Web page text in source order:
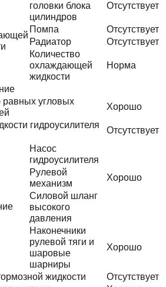
головки блока
цилиндров
Отсутствует
Помпа
Отсутствует
Радиатор
Отсутствует
Количество
охлаждающей
жидкости
Норма
угловых
Хорошо
гидроусилителя
Отсутствует
Насос
гидроусилителя
Рулевой
механизм
Хорошо
Силовой шланг
высокого
давления
Наконечники
рулевой тяги и
шаровые
шарниры
Хорошо
жидкости
Отсутствует